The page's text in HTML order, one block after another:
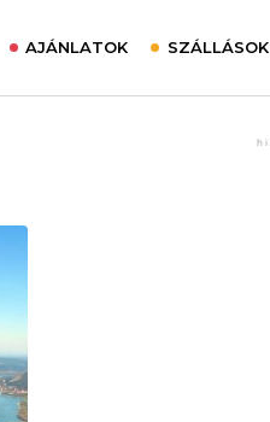
AJÁNLATOK SZÁLLÁSOK